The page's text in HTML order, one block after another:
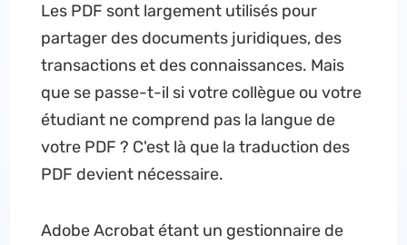
Les PDF sont largement utilisés pour
partager des documents juridiques, des
transactions et des connaissances. Mais
que se passe-t-il si votre collègue ou votre
étudiant ne comprend pas la langue de
votre PDF ? C'est là que la traduction des
PDF devient nécessaire.
Adobe Acrobat étant un gestionnaire de